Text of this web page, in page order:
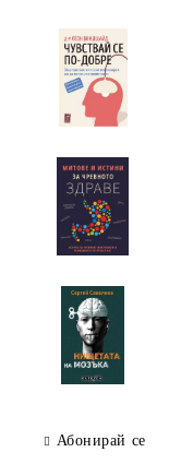
Абонирай се